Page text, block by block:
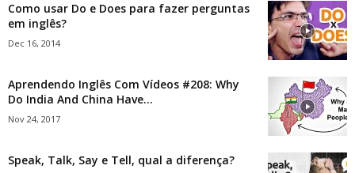
Como usar Do e Does para fazer perguntas
em inglês?
Dec 16, 2014
Aprendendo Inglês Com Vídeos #208: Why
Do India And China Have...
Nov 24, 2017
Speak, Talk, Say e Tell, qual a diferença?